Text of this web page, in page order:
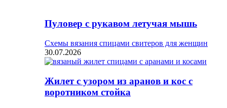
Пуловер с рукавом летучая мышь
Схемы вязания спицами свитеров для женщин
30.07.2026
Жилет с узором из аранов и кос с
воротником стойка